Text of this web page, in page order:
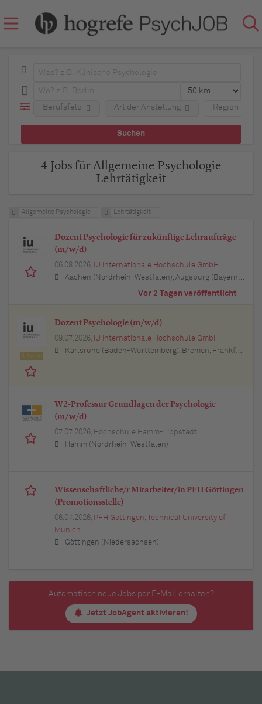
Berufsfeld Art der Anstellung Region
4 Jobs für Allgemeine Psychologie
Lehrtätigkeit
Allgemeine Psychologie Lehrtätigkeit
Dozent Psychologie für zukünftige Lehraufträge
(m/w/d)
06.08.2026, IU Internationale Hochschule GmbH
Aachen (Nordrhein-Westfalen), Augsburg (Bayern), Berlin, Bielefeld (Nordrhein-Westfalen), Bochum (Nordrhein-Westfalen), Bonn (Nordrhein-Westfalen), Braunschweig (Niedersachsen), Bremen, Dortmund (Nordrhein-Westfalen), Dresden (Sachsen), Duisburg (Nordrhein-Westfalen), Düsseldorf (Nordrhein-Westfalen), Erfurt (Thüringen), Essen (Nordrhein-Westfalen), Freiburg im Breisgau (Baden-Württemberg), Hamburg, Hannover (Niedersachsen), Karlsruhe (Baden-Württemberg), Kiel (Schleswig-Holstein), Köln (Nordrhein-Westfalen), Leipzig (Sachsen), Lübeck (Schleswig-Holstein), München (Bayern), Mannheim (Baden-Württemberg), München (Bayern), Münster (Nordrhein-Westfalen), Nürnberg (Bayern), Regensburg (Bayern), Rostock (Mecklenburg-Vorpommern), Stuttgart (Baden-Württemberg), Ulm (Baden-Württemberg), Wuppertal (Nordrhein-Westfalen)
Vor 2 Tagen veröffentlicht
Dozent Psychologie (m/w/d)
09.07.2026, IU Internationale Hochschule GmbH
Karlsruhe (Baden-Württemberg), Bremen, Frankfurt am Main (Hessen), Augsburg (Bayern), Dresden (Sachsen), Bielefeld (Nordrhein-Westfalen), Düsseldorf (Nordrhein-Westfalen), Hannover (Niedersachsen), Dortmund (Nordrhein-Westfalen), Münster (Nordrhein-Westfalen), Hamburg, Stuttgart (Baden-Württemberg), Ulm (Baden-Württemberg), Kassel (Hessen), Essen (Nordrhein-Westfalen), München (Bayern), Köln (Nordrhein-Westfalen), Mannheim (Baden-Württemberg)
W2-Professur Grundlagen der Psychologie
(m/w/d)
07.07.2026, Hochschule Hamm-Lippstadt
Hamm (Nordrhein-Westfalen)
Wissenschaftliche/r Mitarbeiter/in PFH Göttingen
(Promotionsstelle)
06.07.2026, PFH Göttingen, Technical University of
Munich
Göttingen (Niedersachsen)
Automatisch neue Jobs per E-Mail erhalten?
Jetzt JobAgent aktivieren!